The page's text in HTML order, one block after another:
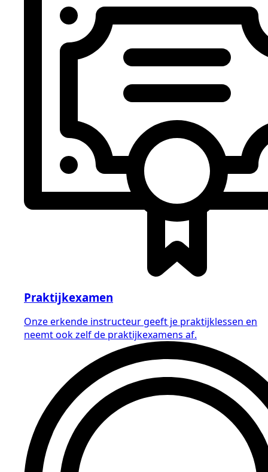
Praktijkexamen
Onze erkende instructeur geeft je praktijklessen en
neemt ook zelf de praktijkexamens af.